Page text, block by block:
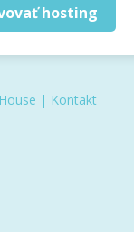
hosting
| Kontakt